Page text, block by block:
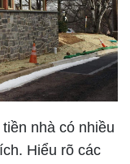
nhà có nhiều
Hiểu rõ các